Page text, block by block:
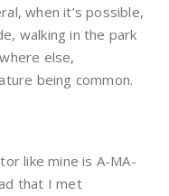
when it’s possible,
walking in the park
else,
being common.
like mine is A-MA-
that I met